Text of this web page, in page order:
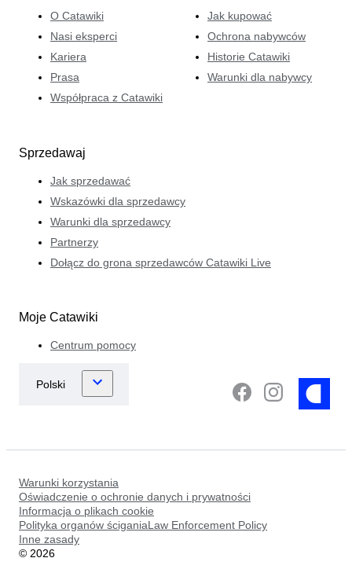
O Catawiki
Nasi eksperci
Kariera
Prasa
Współpraca z Catawiki
Jak kupować
Ochrona nabywców
Historie Catawiki
Warunki dla nabywcy
Sprzedawaj
Jak sprzedawać
Wskazówki dla sprzedawcy
Warunki dla sprzedawcy
Partnerzy
Dołącz do grona sprzedawców Catawiki Live
Moje Catawiki
Centrum pomocy
Warunki korzystania
Oświadczenie o ochronie danych i prywatności
Informacja o plikach cookie
Polityka organów ściganiaLaw Enforcement Policy
Inne zasady
© 2026